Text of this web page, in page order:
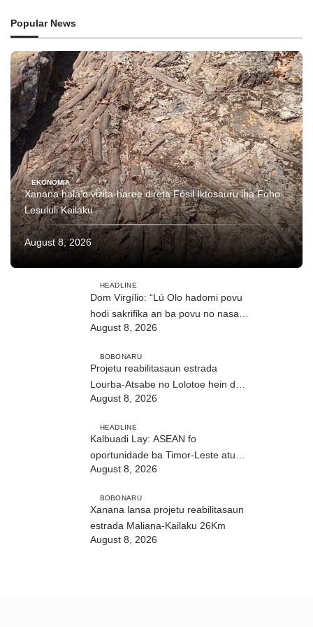
Popular News
EKONOMIA
Xanana hala’o vizita-haree direta Fósil Iktosauru iha Foho
Lesululi Kailaku
August 8, 2026
HEADLINE
Dom Virgílio: “Lú Olo hadomi povu
hodi sakrifika an ba povu no nasaun
ho fuan”
August 8, 2026
BOBONARU
Projetu reabilitasaun estrada
Lourba-Atsabe no Lolotoe hein de’it
vistu tribunál
August 8, 2026
HEADLINE
Kalbuadi Lay: ASEAN fo
oportunidade ba Timor-Leste atu
aselera transformasaun ekonómika
August 8, 2026
BOBONARU
Xanana lansa projetu reabilitasaun
estrada Maliana-Kailaku 26Km
August 8, 2026